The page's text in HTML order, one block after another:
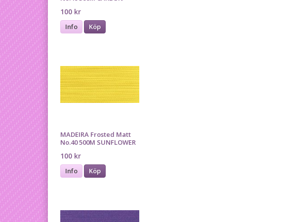
100 kr
Info Köp
MADEIRA Frosted Matt
No.40 500M SUNFLOWER
100 kr
Info Köp